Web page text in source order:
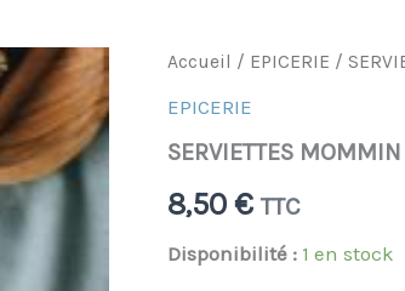
Accueil / EPICERIE /
EPICERIE
SERVIETTES MOMMIN
8,50 € TTC
Disponibilité : 1 en stock
quantité
SERVIETTES
VERTES